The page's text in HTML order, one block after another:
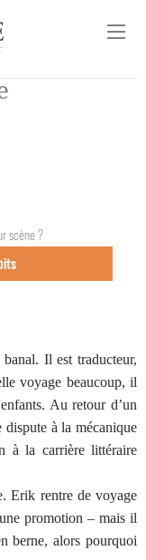
scène ?
Il est traducteur,
voyage beaucoup, il
Au retour d’un
dispute à la mécanique
à la carrière littéraire
Erik rentre de voyage
promotion – mais il
berne, alors pourquoi